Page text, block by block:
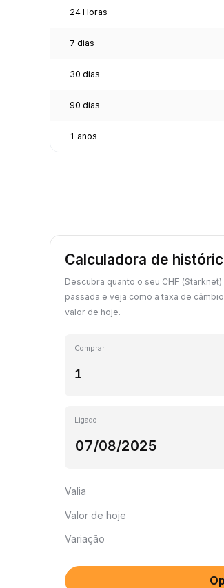
24 Horas
7 dias
30 dias
90 dias
1 anos
Calculadora de
Descubra quanto o seu CHF
passada e veja como a taxa de
valor de hoje.
Comprar
Ligado
Valia
Valor de hoje
Variação